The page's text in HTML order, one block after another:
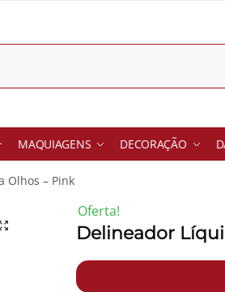
MAQUIAGENS DECORAÇÃO
Olhos – Pink
Oferta!
Delineador